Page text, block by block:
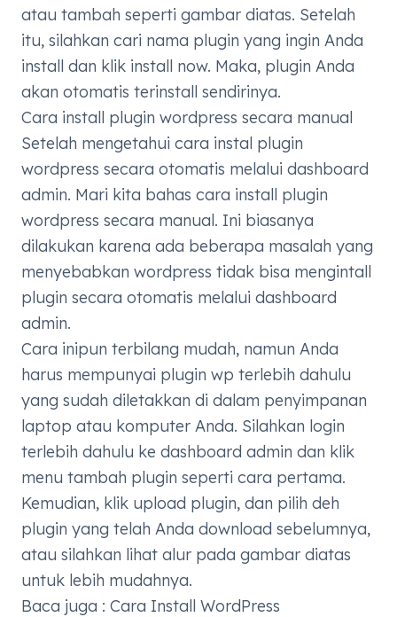
atau tambah seperti gambar diatas. Setelah
itu, silahkan cari nama plugin yang ingin Anda
install dan klik install now. Maka, plugin Anda
akan otomatis terinstall sendirinya.
Cara install plugin wordpress secara manual
Setelah mengetahui cara instal plugin
wordpress secara otomatis melalui dashboard
admin. Mari kita bahas cara install plugin
wordpress secara manual. Ini biasanya
dilakukan karena ada beberapa masalah yang
menyebabkan wordpress tidak bisa mengintall
plugin secara otomatis melalui dashboard
admin.
Cara inipun terbilang mudah, namun Anda
harus mempunyai plugin wp terlebih dahulu
yang sudah diletakkan di dalam penyimpanan
laptop atau komputer Anda. Silahkan login
terlebih dahulu ke dashboard admin dan klik
menu tambah plugin seperti cara pertama.
Kemudian, klik upload plugin, dan pilih deh
plugin yang telah Anda download sebelumnya,
atau silahkan lihat alur pada gambar diatas
untuk lebih mudahnya.
Baca juga : Cara Install WordPress